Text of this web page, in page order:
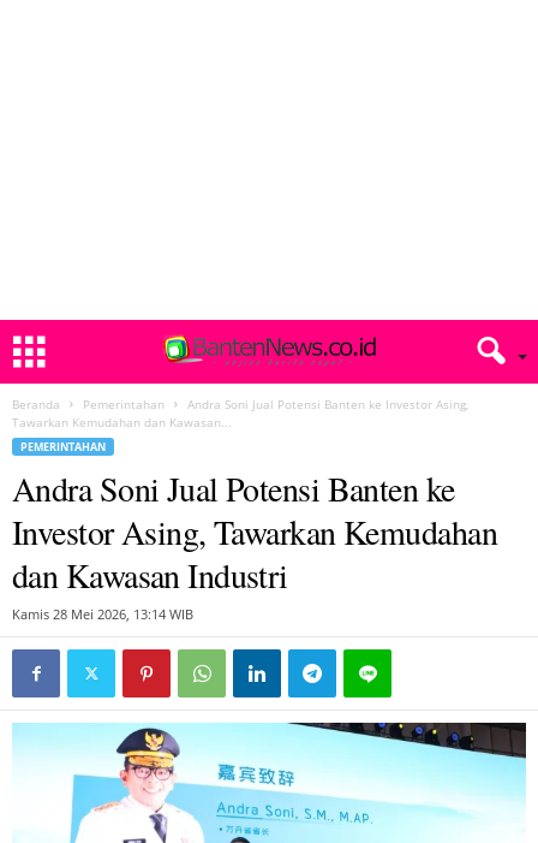
Beranda Pemerintahan
Andra Soni Jual Potensi Banten ke Investor Asing,
Tawarkan Kemudahan dan Kawasan...
PEMERINTAHAN
Andra Soni Jual Potensi Banten ke
Investor Asing, Tawarkan Kemudahan
dan Kawasan Industri
Kamis 28 Mei 2026, 13:14 WIB